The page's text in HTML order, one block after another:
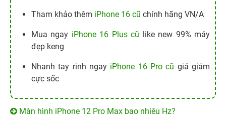
Tham khảo thêm iPhone 16 cũ chính hãng VN/A
Mua ngay iPhone 16 Plus cũ like new 99% máy
đẹp keng
Nhanh tay rinh ngay iPhone 16 Pro cũ giá giảm
cực sốc
Màn hình iPhone 12 Pro Max bao nhiêu Hz?